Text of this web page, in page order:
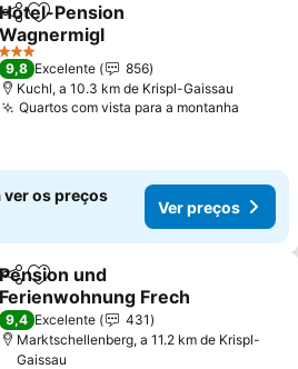
PartilharAdicionar aos favoritos
Hotel-Pension
Wagnermigl
Ver preços
3 Estrelas
9,8 Excelente
856
Kuchl, a 10.3 km de Krispl-Gaissau
Quartos com vista para a montanha
ver os preços
Ver preços
PartilharAdicionar aos favoritos
Pension und
Ferienwohnung Frech
Ver preços
9,4 Excelente
431
Marktschellenberg, a 11.2 km de Krispl-
Gaissau